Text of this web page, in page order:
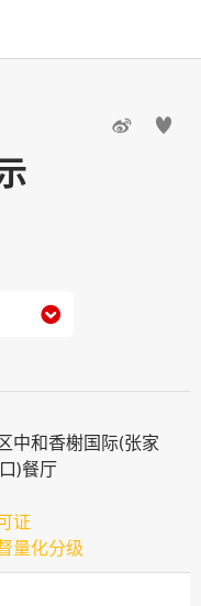
 

中和香榭国际(张家
)餐厅
证
量化分级